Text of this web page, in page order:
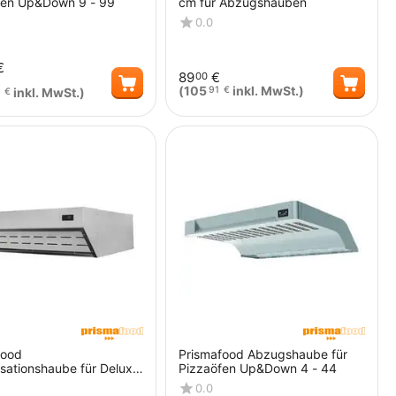
€ inkl. MwSt.)
0.0
8900 €
(10591 € inkl. MwSt.)
für Deluxe
Prismafood Abzugshaube für
Pizzaöfen Up&Down 4 - 44
0.0